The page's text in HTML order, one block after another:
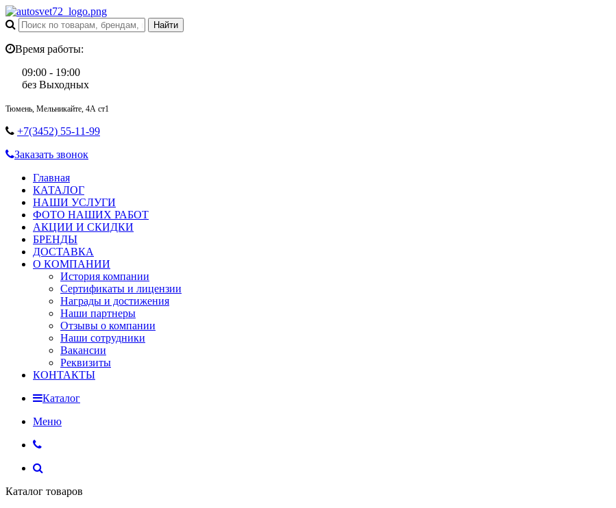
Время работы:
09:00 - 19:00
без Выходных
Тюмень, Мельникайте, 4А ст1
+7(3452) 55-11-99
Заказать звонок
Главная
КАТАЛОГ
НАШИ УСЛУГИ
ФОТО НАШИХ РАБОТ
АКЦИИ И СКИДКИ
БРЕНДЫ
ДОСТАВКА
О КОМПАНИИ
История компании
Сертификаты и лицензии
Награды и достижения
Наши партнеры
Отзывы о компании
Наши сотрудники
Вакансии
Реквизиты
КОНТАКТЫ
Каталог
Меню
Каталог товаров